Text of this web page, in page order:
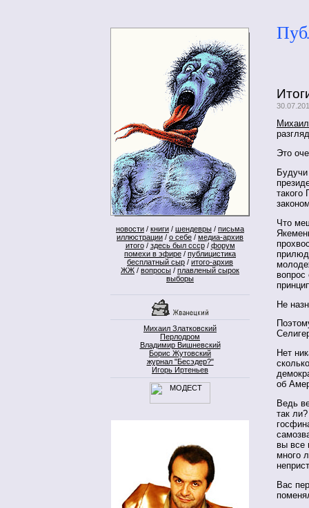
новости / книги / шендевры / письма
иллюстрации / о себе / медиа-архив
итого/ здесь был ссср/ форум
помехи в эфире / публицистика
бесплатный сыр / итого-архив
ЖЖ / вопросы / плавленый сырок
выборы
Михаил Златковский
Перлодром
Владимир Вишневский
Борис Жутовский
журнал "Бесэдер?"
Игорь Иртеньев
Это
такого
Что
Не
Нет
об
Ведь
так
вы все
много
Вас